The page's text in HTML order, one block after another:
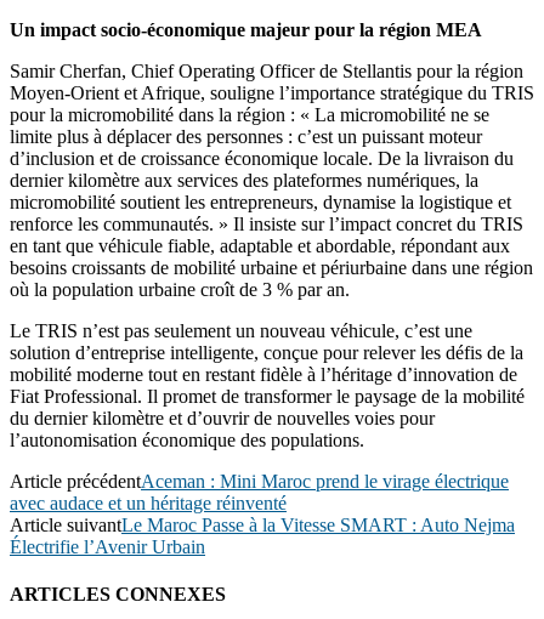
Un impact socio-économique majeur pour la région MEA
Samir Cherfan, Chief Operating Officer de Stellantis pour la région
Moyen-Orient et Afrique, souligne l’importance stratégique du TRIS
pour la micromobilité dans la région : « La micromobilité ne se
limite plus à déplacer des personnes : c’est un puissant moteur
d’inclusion et de croissance économique locale. De la livraison du
dernier kilomètre aux services des plateformes numériques, la
micromobilité soutient les entrepreneurs, dynamise la logistique et
renforce les communautés. » Il insiste sur l’impact concret du TRIS
en tant que véhicule fiable, adaptable et abordable, répondant aux
besoins croissants de mobilité urbaine et périurbaine dans une région
où la population urbaine croît de 3 % par an.
Le TRIS n’est pas seulement un nouveau véhicule, c’est une
solution d’entreprise intelligente, conçue pour relever les défis de la
mobilité moderne tout en restant fidèle à l’héritage d’innovation de
Fiat Professional. Il promet de transformer le paysage de la mobilité
du dernier kilomètre et d’ouvrir de nouvelles voies pour
l’autonomisation économique des populations.
Article précédentAceman : Mini Maroc prend le virage électrique
avec audace et un héritage réinventé
Article suivantLe Maroc Passe à la Vitesse SMART : Auto Nejma
Électrifie l’Avenir Urbain
ARTICLES CONNEXES